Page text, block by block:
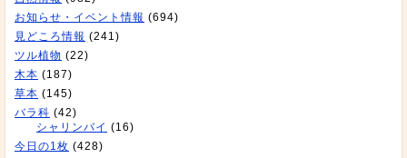
お知らせ・イベント情報 (694)
見どころ情報 (241)
ツル植物 (22)
木本 (187)
草本 (145)
バラ科 (42)
シャリンバイ (16)
今日の1枚 (428)